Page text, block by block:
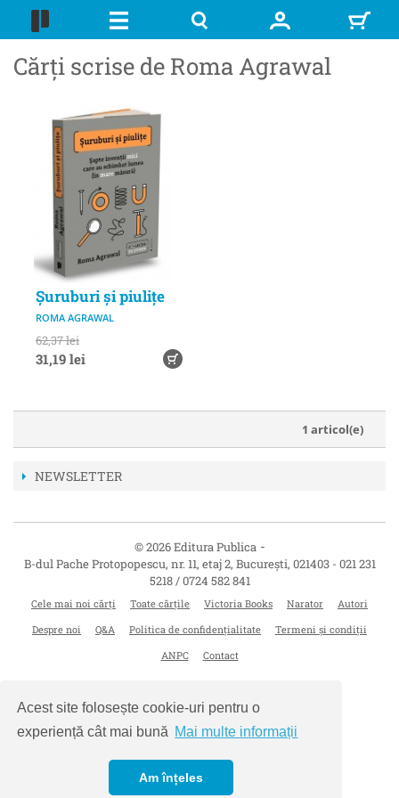
Acest site folosește cookie-uri pentru o
experiență cât mai bună Mai multe informații
Am înțeles
Cărți scrise de Roma Agrawal
Șuruburi și piulițe
ROMA AGRAWAL
62,37 lei
31,19 lei
1 articol(e)
NEWSLETTER
© 2026 Editura Publica -
B-dul Pache Protopopescu, nr. 11, etaj 2, București, 021403 - 021 231
5218 / 0724 582 841
Cele mai noi cărți Toate cărțile Victoria Books Narator
Autori
Despre noi
Q&A Politica de confidențialitate
Termeni și condiții
ANPC
Contact